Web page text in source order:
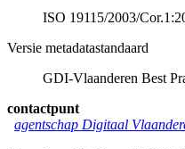
ISO 19115/2003/
Versie metadatastandaard
GDI-Vlaanderen Best
contactpunt
agentschap Digitaal